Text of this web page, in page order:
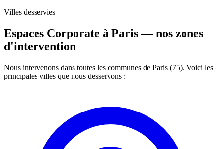
Villes desservies
Espaces Corporate à Paris —nos zones
d'intervention
Nous intervenons dans toutes les communes de Paris (75). Voici les
principales villes que nous desservons :